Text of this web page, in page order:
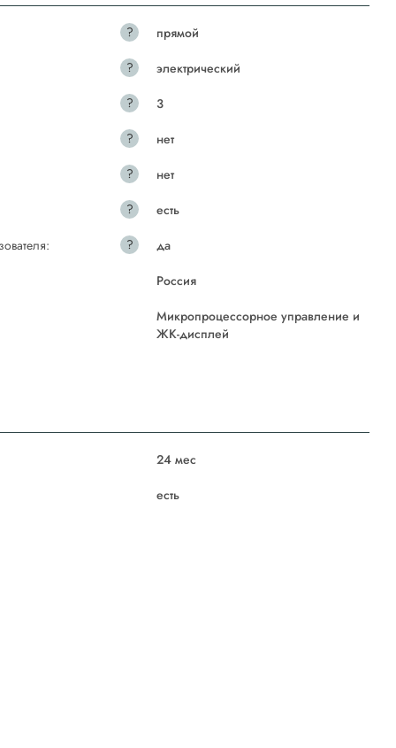
?
прямой
?
электрический
?
3
?
нет
?
нет
?
есть
?
да
Россия
Микропроцессорное управление и
ЖК-дисплей
24 мес
есть